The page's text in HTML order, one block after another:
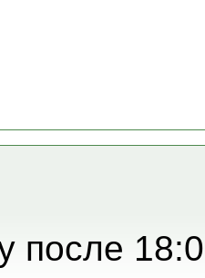
после